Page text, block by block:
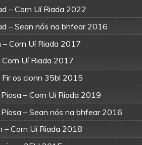
– Corn Uí Riada 2022
– Sean nós na bhfear 2016
Corn Uí Riada 2017
Uí Riada 2017
os cionn 35bl 2015
– Corn Uí Riada 2019
– Sean nós na bhfear 2016
– Corn Uí Riada 2018